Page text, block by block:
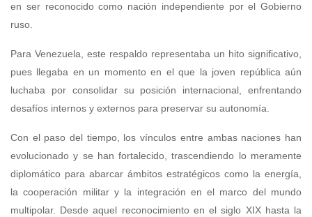
en ser reconocido como nación independiente por el Gobierno
ruso.
Para Venezuela, este respaldo representaba un hito significativo,
pues llegaba en un momento en el que la joven república aún
luchaba por consolidar su posición internacional, enfrentando
desafíos internos y externos para preservar su autonomía.
Con el paso del tiempo, los vínculos entre ambas naciones han
evolucionado y se han fortalecido, trascendiendo lo meramente
diplomático para abarcar ámbitos estratégicos como la energía,
la cooperación militar y la integración en el marco del mundo
multipolar. Desde aquel reconocimiento en el siglo XIX hasta la